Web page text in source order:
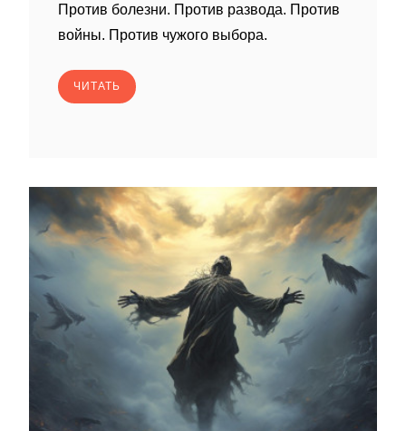
Против болезни. Против развода. Против
войны. Против чужого выбора.
ЧИТАТЬ